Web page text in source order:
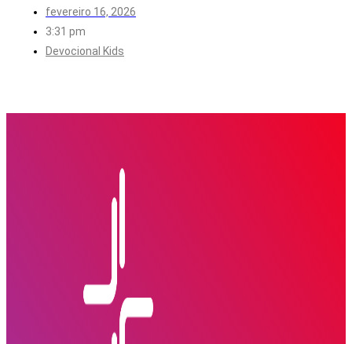
fevereiro 16, 2026
3:31 pm
Devocional Kids